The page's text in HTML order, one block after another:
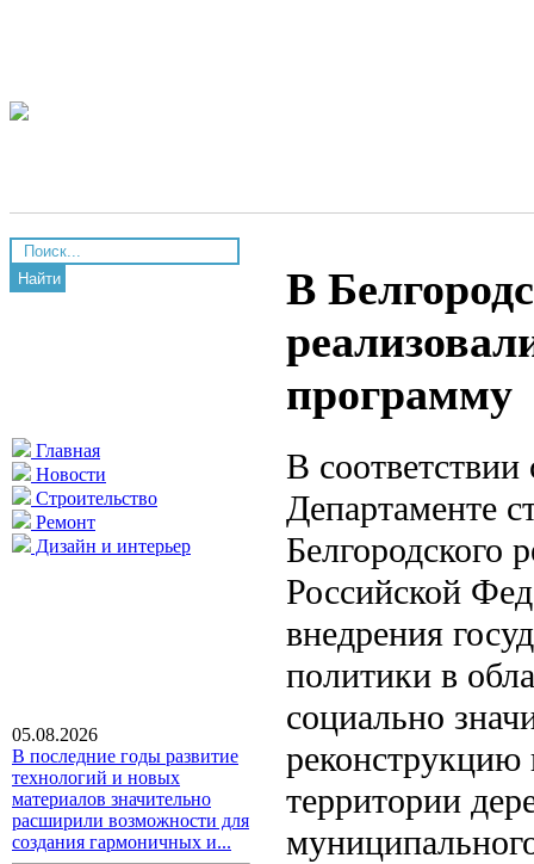
Найти
Главная
Новости
Строительство
Ремонт
Дизайн и интерьер
05.08.2026
В последние годы развитие
технологий и новых
материалов значительно
расширили возможности для
создания гармоничных и...
В
программу
В
Департаменте
Белгородского
Российской
внедрения
политики в
социально
реконструкцию
территории